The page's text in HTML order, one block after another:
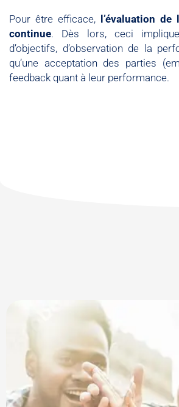
Pour être efficace,
l’évaluation
continue. Dès lors, ceci
d’objectifs, d’observation de la
qu’une acceptation des parties
feedback quant à leur performance.